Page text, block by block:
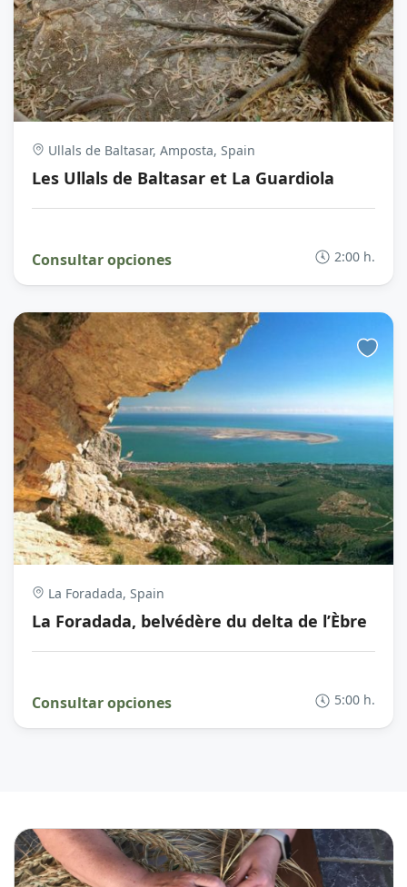
Ullals de Baltasar, Amposta, Spain
Les Ullals de Baltasar et La Guardiola
Consultar opciones 2:00 h.
La Foradada, Spain
La Foradada, belvédère du delta de l’Èbre
Consultar opciones 5:00 h.